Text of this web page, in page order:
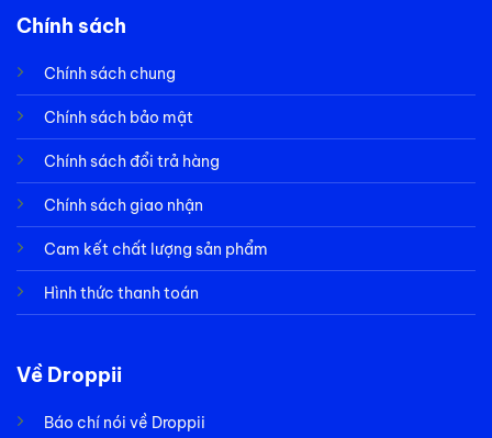
Chính sách
Chính sách chung
Chính sách bảo mật
Chính sách đổi trả hàng
Chính sách giao nhận
Cam kết chất lượng sản phẩm
Hình thức thanh toán
Về Droppii
Báo chí nói về Droppii